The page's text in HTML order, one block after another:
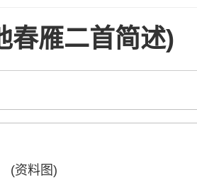
春雁二首简述)
(资料图)